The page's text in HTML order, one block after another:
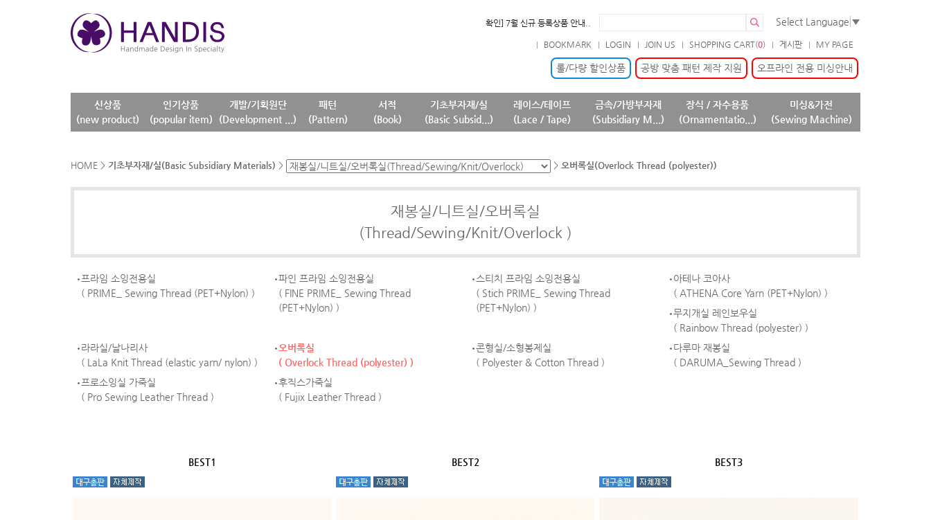
확인] 7월 신규 등록상품 안내..
필독] 상품명 및 상품정보(상품페..
필독] 원단 판매가격 변경 안내 ..
Select Language ▼
MY PAGE
게시판
SHOPPING CART(0)
JOIN US
LOGIN
BOOKMARK
오프라인 전용 미싱안내
공방 맞춤 패턴 제작 지원
롤/다량 할인상품
신상품
(new product)
인기상품
(popular item)
개발/기획원단
(Development ...)
패턴
(Pattern)
서적
(Book)
기초부자재/실
(Basic Subsid...)
레이스/테이프
(Lace / Tape)
금속/가방부자재
(Subsidiary M...)
장식 / 자수용품
(Ornamentatio...)
미싱&가전
(Sewing Machine)
HOME > 기초부자재/실(Basic Subsidiary Materials) > > 오버록실(Overlock Thread (polyester))
재봉실/니트실/오버록실
(Thread/Sewing/Knit/Overlock )
프라임 소잉전용실
( PRIME_ Sewing Thread (PET+Nylon) )
파인 프라임 소잉전용실
( FINE PRIME_ Sewing Thread
(PET+Nylon) )
스티치 프라임 소잉전용실
( Stich PRIME_ Sewing Thread
(PET+Nylon) )
아테나 코아사
( ATHENA Core Yarn (PET+Nylon) )
무지개실 레인보우실
( Rainbow Thread (polyester) )
라라실/날나리사
( LaLa Knit Thread (elastic yarn/ nylon) )
오버록실
( Overlock Thread (polyester) )
콘형실/소형봉제실
( Polyester & Cotton Thread )
다루마 재봉실
( DARUMA_Sewing Thread )
프로소잉실 가죽실
( Pro Sewing Leather Thread )
후직스가죽실
( Fujix Leather Thread )
BEST1 BEST2 BEST3